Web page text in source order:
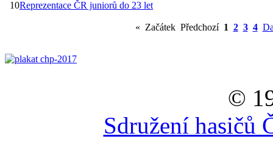
10Reprezentace ČR juniorů do 23 let
« Začátek Předchozí 1 2 3 4
©
Sdružení hasičů